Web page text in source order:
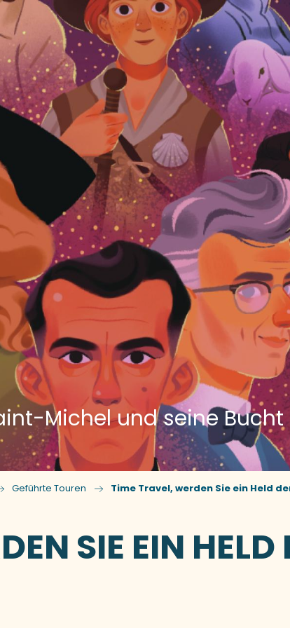
Michel und seine Bucht
Geführte Touren Time Travel, werden Sie ein Held
SIE EIN HELD